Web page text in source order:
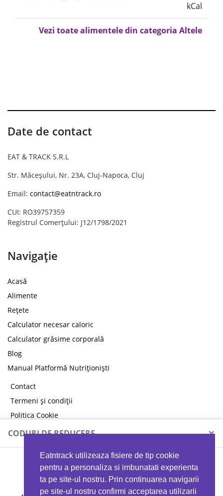
Eatntrack utilizeaza fisiere de tip cookie
pentru a personaliza si imbunatati experienta
ta pe site-ul nostru. Prin continuarea navigarii
pe site-ul nostru confirmi acceptarea utilizarii
kCal
Vezi toate alimentele din categoria Altele
Date de contact
EAT & TRACK S.R.L
Str. Măceșului, Nr. 23A, Cluj-Napoca, Cluj
Email: contact@eatntrack.ro
CUI: RO39757359
Registrul Comerțului: J12/1798/2021
Navigație
Acasă
Alimente
Rețete
Calculator necesar caloric
Calculator grăsime corporală
Blog
Manual Platformă Nutriționiști
Contact
Termeni și condiții
Politica Cookie
Politica de confidențialitate
CODURI DE REDUCERE ×
MYPROTEIN